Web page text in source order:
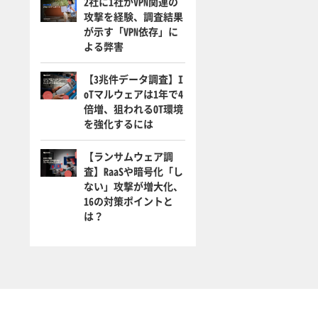
攻撃を経験、調査結果
が示す「VPN依存」に
よる弊害
【3兆件データ調査】I
oTマルウェアは1年で4
倍増、狙われるOT環境
を強化するには
【ランサムウェア調
査】RaaSや暗号化「し
ない」攻撃が増大化、
16の対策ポイントと
は？